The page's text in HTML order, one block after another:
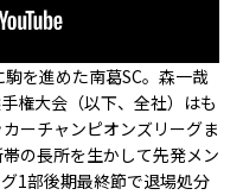
を進めた南葛SC。森一哉
権大会（以下、全社）はも
ーチャンピオンズリーグま
の長所を生かして先発メン
1部後期最終節で退場処分